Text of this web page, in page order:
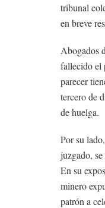
tribunal
en breve
Abogados
fallecido el
parecer
tercero de
de huelga.
Por su
juzgado,
En su
minero
patrón a